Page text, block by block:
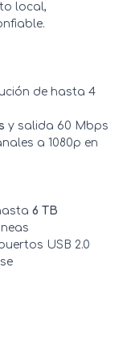
local,
de hasta 4
y salida 60 Mbps
a 1080p en
6 TB
USB 2.0